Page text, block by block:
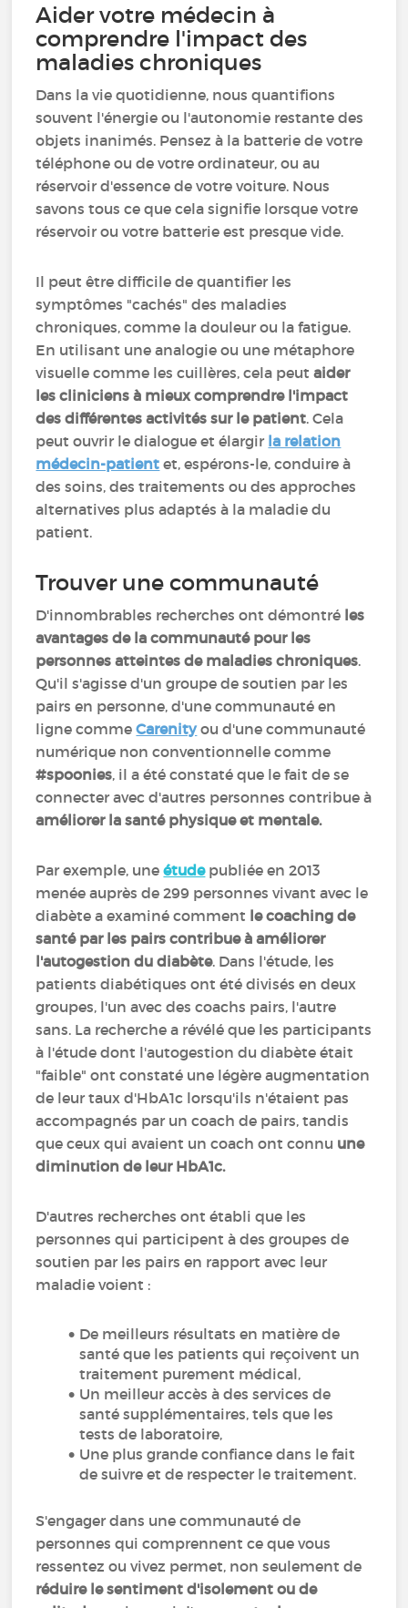
Aider votre médecin à
comprendre l'impact des
maladies chroniques
Dans la vie quotidienne, nous quantifions
souvent l'énergie ou l'autonomie restante des
objets inanimés. Pensez à la batterie de votre
téléphone ou de votre ordinateur, ou au
réservoir d'essence de votre voiture. Nous
savons tous ce que cela signifie lorsque votre
réservoir ou votre batterie est presque vide.
Il peut être difficile de quantifier les
symptômes "cachés" des maladies
chroniques, comme la douleur ou la fatigue.
En utilisant une analogie ou une métaphore
visuelle comme les cuillères, cela peutaider
les cliniciens à mieux comprendre l'impact
des différentes activités sur le patient. Cela
peut ouvrir le dialogue et élargir la relation
médecin-patient et, espérons-le, conduire à
des soins, des traitements ou des approches
alternatives plus adaptés à la maladie du
patient.
Trouver une communauté
D'innombrables recherches ont démontré les
avantages de la communauté pour les
personnes atteintes de maladies chroniques.
Qu'il s'agisse d'un groupe de soutien par les
pairs en personne, d'une communauté en
ligne commeCarenityou d'une communauté
numérique non conventionnelle comme
#spoonies, il a été constaté que le fait de se
connecter avec d'autres personnes contribue à
améliorer la santé physique et mentale.
Par exemple, uneétudepubliée en 2013
menée auprès de 299 personnes vivant avec le
diabète a examiné comment le coaching de
santé par les pairs contribue à améliorer
l'autogestion du diabète. Dans l'étude, les
patients diabétiques ont été divisés en deux
groupes, l'un avec des coachs pairs, l'autre
sans. La recherche a révélé que les participants
à l'étude dont l'autogestion du diabète était
"faible" ont constaté une légère augmentation
de leur taux d'HbA1c lorsqu'ils n'étaient pas
accompagnés par un coach de pairs, tandis
que ceux qui avaient un coach ont connu une
diminution de leur HbA1c.
D'autres recherches ont établi que les
personnes qui participent à des groupes de
soutien par les pairs en rapport avec leur
maladie voient :
De meilleurs résultats en matière de
santé que les patients qui reçoivent un
traitement purement médical,
Un meilleur accès à des services de
santé supplémentaires, tels que les
tests de laboratoire,
Une plus grande confiance dans le fait
de suivre et de respecter le traitement.
S'engager dans une communauté de
personnes qui comprennent ce que vous
ressentez ou vivez permet, non seulement de
réduire le sentiment d'isolement ou de